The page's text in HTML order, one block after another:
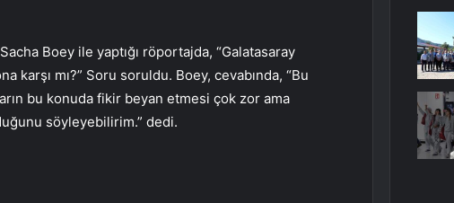
Boey ile yaptığı röportajda, “Galatasaray
karşı mı?” Soru soruldu. Boey, cevabında, “Bu
bu konuda fikir beyan etmesi çok zor ama
söyleyebilirim.” dedi.